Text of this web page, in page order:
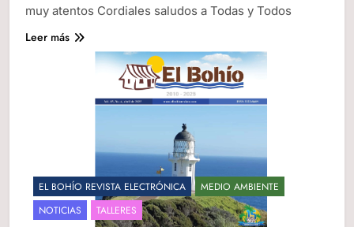
muy atentos Cordiales saludos a Todas y Todos
Leer más
EL BOHÍO REVISTA ELECTRÓNICA
MEDIO AMBIENTE
NOTICIAS
TALLERES